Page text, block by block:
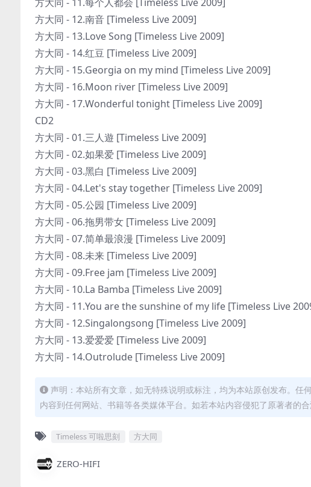
方大同 - 12.南音 [Timeless Live 2009]
方大同 - 13.Love Song [Timeless Live 2009]
方大同 - 14.红豆 [Timeless Live 2009]
方大同 - 15.Georgia on my mind [Timeless Live 2009]
方大同 - 16.Moon river [Timeless Live 2009]
方大同 - 17.Wonderful tonight [Timeless Live 2009]
CD2
方大同 - 01.三人遊 [Timeless Live 2009]
方大同 - 02.如果爱 [Timeless Live 2009]
方大同 - 03.黑白 [Timeless Live 2009]
方大同 - 04.Let's stay together [Timeless Live 2009]
方大同 - 05.公园 [Timeless Live 2009]
方大同 - 06.拖男带女 [Timeless Live 2009]
方大同 - 07.简单最浪漫 [Timeless Live 2009]
方大同 - 08.未来 [Timeless Live 2009]
方大同 - 09.Free jam [Timeless Live 2009]
方大同 - 10.La Bamba [Timeless Live 2009]
方大同 - 11.You are the sunshine of my life [Timeless Live
方大同 - 12.Singalongsong [Timeless Live 2009]
方大同 - 13.爱爱爱 [Timeless Live 2009]
方大同 - 14.Outrolude [Timeless Live 2009]
声明：本站所有文章，如无特殊说明或标注，均为本站原创发布。
内容到任何网站、书籍等各类媒体平台。如若本站内容侵犯了原著者的合
Timeless 可啦思刻 方大同
ZERO-HIFI